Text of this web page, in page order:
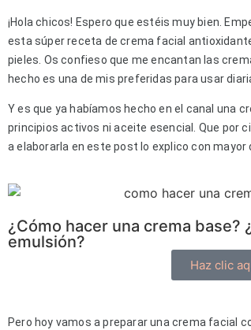
¡Hola chicos! Espero que estéis muy bien.
esta súper receta de crema facial
pieles. Os confieso que me encantan las
hecho es una de mis preferidas para usar
Y es que ya habíamos hecho en el canal una
principios activos ni aceite esencial. Que por
a elaborarla en este post lo explico con
¿Cómo hacer una crema base?
emulsión?
Haz clic
Pero hoy vamos a preparar una crema facial